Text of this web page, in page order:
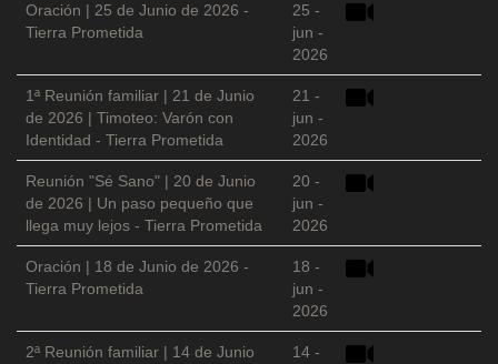
Oración | 25 de Junio de 2026 -
Tierra Prometida
25 -
jun -
2026
1ª Reunión familiar | 21 de Junio
de 2026 | Timoteo: Varón con
Identidad - Tierra Prometida
21 -
jun -
2026
Reunión "Sé Sano" | 20 de Junio
de 2026 | Un paso pequeño que
llega muy lejos - Tierra Prometida
20 -
jun -
2026
Oración | 18 de Junio de 2026 -
Tierra Prometida
18 -
jun -
2026
2ª Reunión familiar | 14 de Junio
14 -